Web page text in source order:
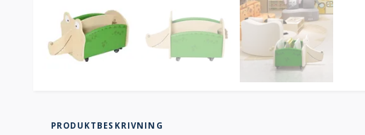
PRODUKTBESKRIVNING